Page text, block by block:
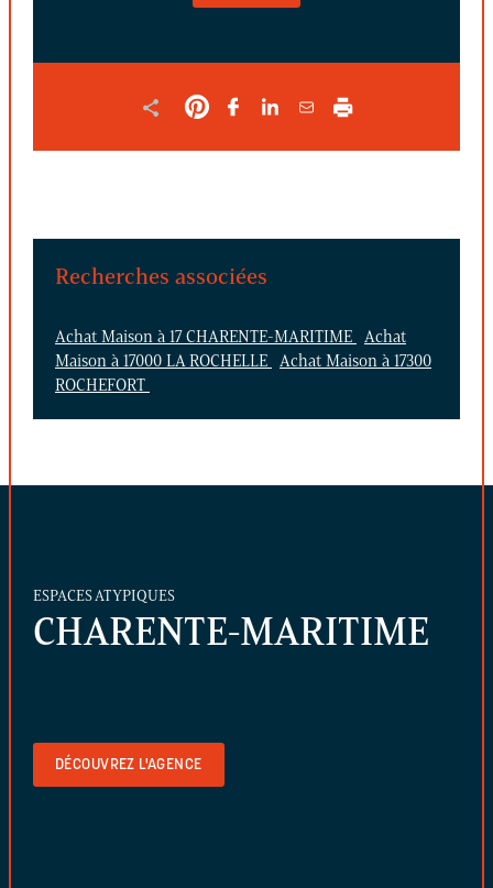
Recherches associées
Achat Maison à 17 CHARENTE-MARITIME
Achat
Maison à 17000 LA ROCHELLE
Achat Maison à 17300
ROCHEFORT
ESPACES ATYPIQUES
CHARENTE-MARITIME
DÉCOUVREZ L'AGENCE